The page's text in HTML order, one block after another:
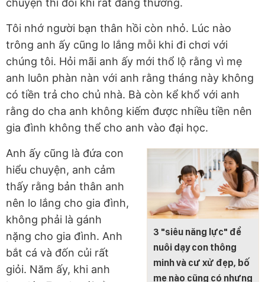
chuyện thì đôi khi rất đáng thương.
Tôi nhớ người bạn thân hồi còn nhỏ. Lúc nào
trông anh ấy cũng lo lắng mỗi khi đi chơi với
chúng tôi. Hỏi mãi anh ấy mới thổ lộ rằng vì mẹ
anh luôn phàn nàn với anh rằng tháng này không
có tiền trả cho chủ nhà. Bà còn kể khổ với anh
rằng do cha anh không kiếm được nhiều tiền nên
gia đình không thể cho anh vào đại học.
3 "siêu năng lực" để
nuôi dạy con thông
minh và cư xử đẹp, bố
mẹ nào cũng có nhưng
Anh ấy cũng là đứa con
hiểu chuyện, anh cảm
thấy rằng bản thân anh
nên lo lắng cho gia đình,
không phải là gánh
nặng cho gia đình. Anh
bắt cá và đốn củi rất
giỏi. Năm ấy, khi anh